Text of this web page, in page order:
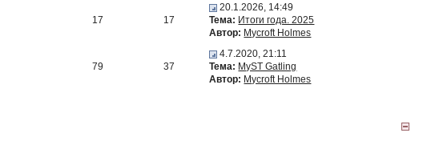
17 17
20.1.2026, 14:49
Тема: Итоги года. 2025
Автор: Mycroft Holmes
79 37
4.7.2020, 21:11
Тема: MyST Gatling
Автор: Mycroft Holmes